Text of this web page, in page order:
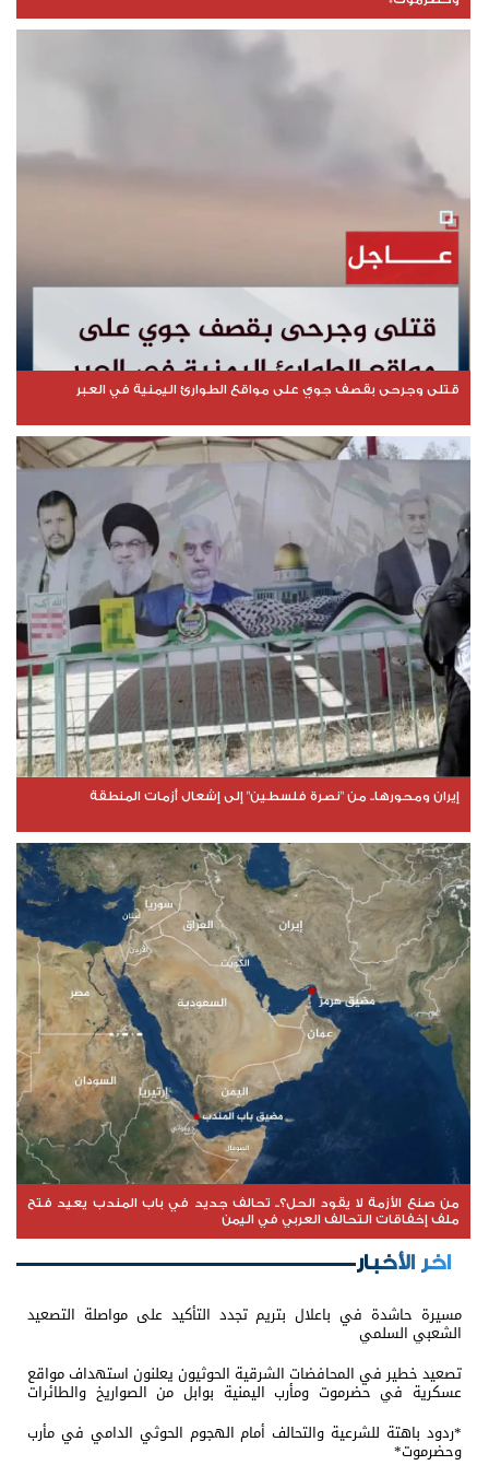
قتلى وجرحى بقصف جوي على مواقع الطوارئ اليمنية في العبر
إيران ومحورها.. من "نصرة فلسطين" إلى إشعال أزمات المنطقة
من صنع الأزمة لا يقود الحل؟.. تحالف جديد في باب المندب يعيد فتح
ملف إخفاقات التحالف العربي في اليمن
اخر الأخبار
مسيرة حاشدة في باعلال بتريم تجدد التأكيد على مواصلة التصعيد
الشعبي السلمي
تصعيد خطير في المحافضات الشرقية الحوثيون يعلنون استهداف مواقع
عسكرية في حضرموت ومأرب اليمنية بوابل من الصواريخ والطائرات
*ردود باهتة للشرعية والتحالف أمام الهجوم الحوثي الدامي في مأرب
وحضرموت*